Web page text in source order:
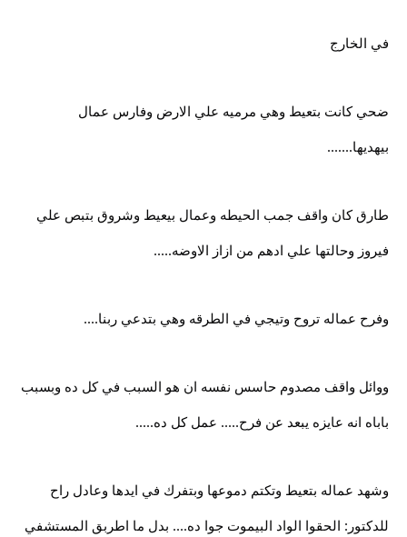
في الخارج
ضحي كانت بتعيط وهي مرميه علي الارض وفارس عمال
بيهديها.......
طارق كان واقف جمب الحيطه وعمال بيعيط وشروق بتبص علي
فيروز وحالتها علي ادهم من ازاز الاوضه.....
وفرح عماله تروح وتيجي في الطرقه وهي بتدعي ربنا....
ووائل واقف مصدوم حاسس نفسه ان هو السبب في كل ده وبسبب
باباه انه عايزه يبعد عن فرح..... عمل كل ده.....
وشهد عماله بتعيط وتكتم دموعها وبتفرك في ايدها وعادل راح
للدكتور: الحقوا الواد البيموت جوا ده.... بدل ما اطربق المستشفي